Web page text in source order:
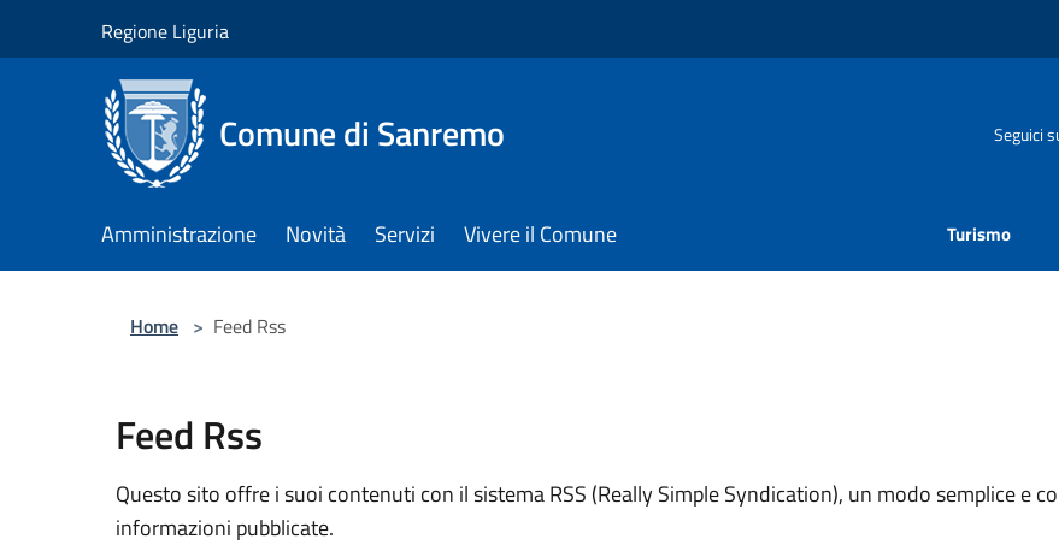
Regione Liguria
Comune di Sanremo Seguici
Amministrazione Novità Servizi Vivere il Comune Turismo
Home > Feed Rss
Feed Rss
Questo sito offre i suoi contenuti con il sistema RSS (Really Simple Syndication), un modo semplice e
informazioni pubblicate.